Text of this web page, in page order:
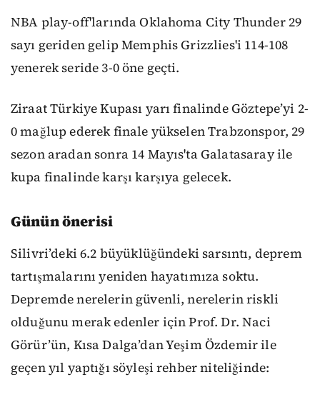
NBA play-off'larında Oklahoma City Thunder 29
sayı geriden gelip Memphis Grizzlies'i 114-108
yenerek seride 3-0 öne geçti.
Ziraat Türkiye Kupası yarı finalinde Göztepe’yi 2-
0 mağlup ederek finale yükselen Trabzonspor, 29
sezon aradan sonra 14 Mayıs'ta Galatasaray ile
kupa finalinde karşı karşıya gelecek.
Günün önerisi
Silivri’deki 6.2 büyüklüğündeki sarsıntı, deprem
tartışmalarını yeniden hayatımıza soktu.
Depremde nerelerin güvenli, nerelerin riskli
olduğunu merak edenler için Prof. Dr. Naci
Görür’ün, Kısa Dalga’dan Yeşim Özdemir ile
geçen yıl yaptığı söyleşi rehber niteliğinde: